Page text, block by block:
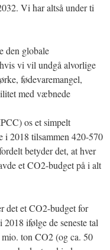
Vi har altså under ti
den globale
vi vil undgå alvorlige
fødevaremangel,
med væbnede
os et simpelt
i 2018 tilsammen 420-570
betyder det, at hver
et CO2-budget på i alt
det et CO2-budget for
ifølge de seneste tal
ton CO2 (og ca. 50